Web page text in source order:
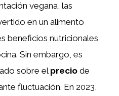
vegana, las
en un alimento
beneficios nutricionales
Sin embargo, es
sobre el precio de
fluctuación. En 2023,